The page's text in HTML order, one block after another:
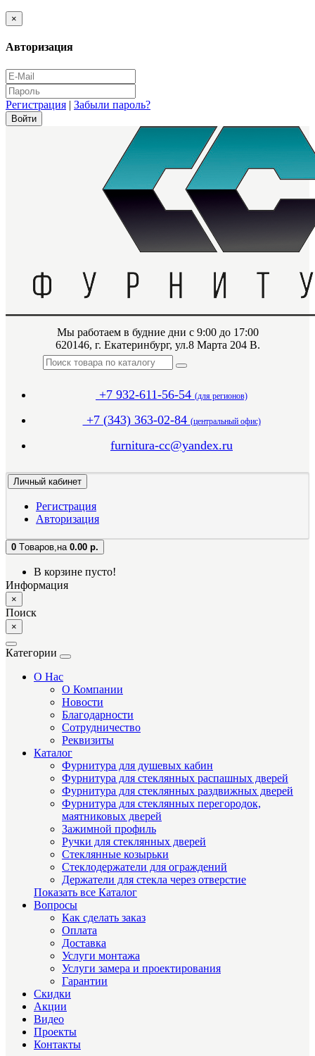
×
Авторизация
Регистрация | Забыли пароль?
Мы работаем в будние дни с 9:00 до 17:00
620146, г. Екатеринбург, ул.8 Марта 204 В.
+7 932-611-56-54 (для регионов)
+7 (343) 363-02-84 (центральный офис)
furnitura-cc@yandex.ru
Личный кабинет
Регистрация
Авторизация
0 Tоваров, на 0.00 р.
В корзине пусто!
Информация
×
Поиск
×
Категории
О Нас
О Компании
Новости
Благодарности
Сотрудничество
Реквизиты
Каталог
Фурнитура для душевых кабин
Фурнитура для стеклянных распашных дверей
Фурнитура для стеклянных раздвижных дверей
Фурнитура для стеклянных перегородок,
маятниковых дверей
Зажимной профиль
Ручки для стеклянных дверей
Стеклянные козырьки
Стеклодержатели для ограждений
Держатели для стекла через отверстие
Показать все Каталог
Вопросы
Как сделать заказ
Оплата
Доставка
Услуги монтажа
Услуги замера и проектирования
Гарантии
Скидки
Акции
Видео
Проекты
Контакты